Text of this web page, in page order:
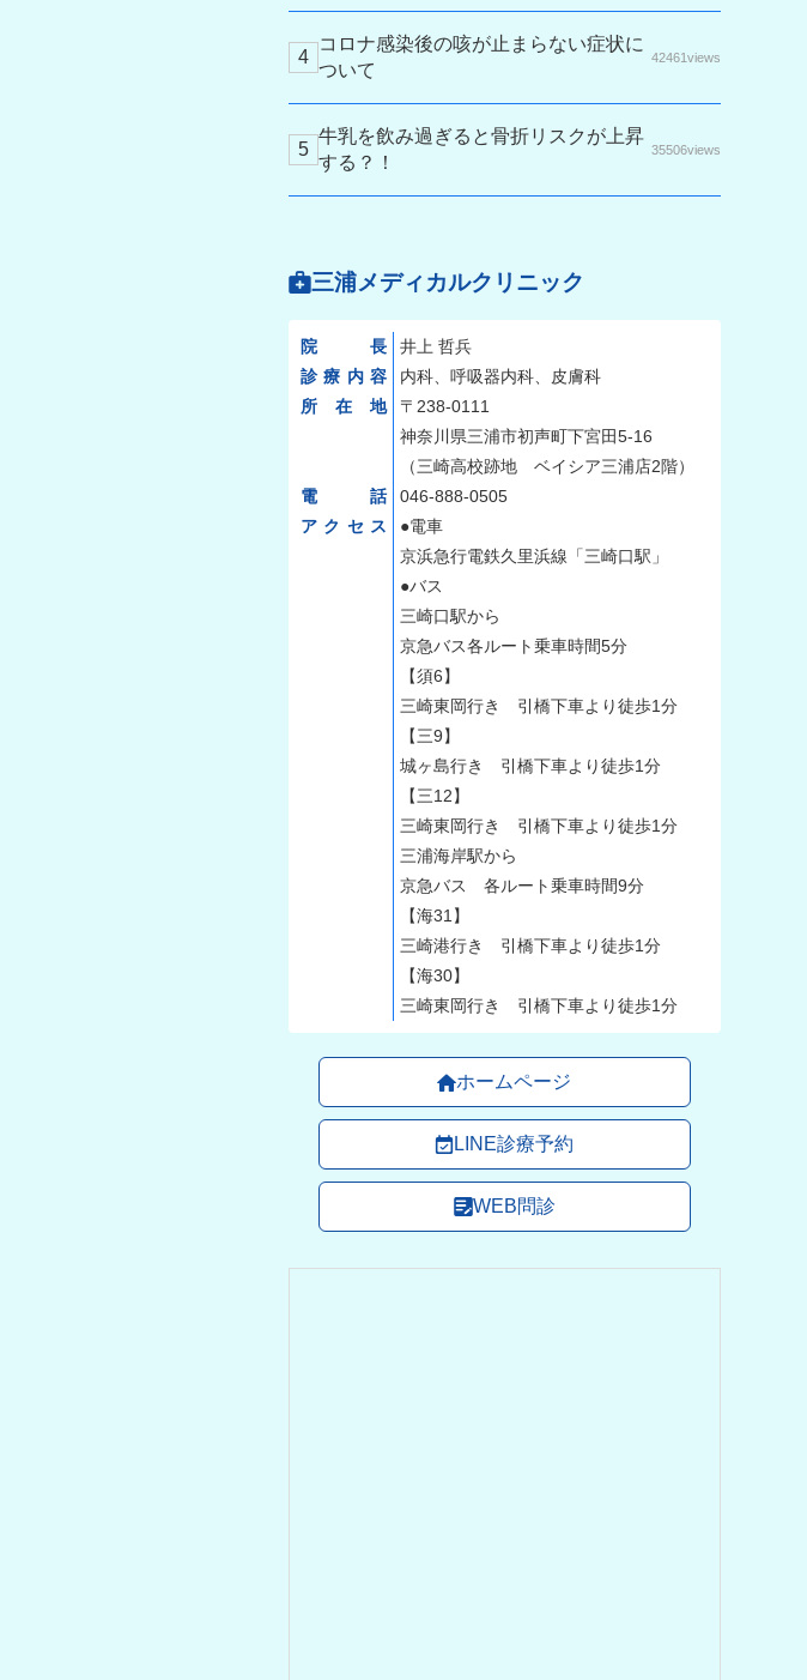
コロナ感染後の咳が止まらない症状に
ついて
42461views
牛乳を飲み過ぎると骨折リスクが上昇
する？！
35506views
三浦メディカルクリニック
院長
井上 哲兵
診療内容
内科、呼吸器内科、皮膚科
所在地
〒238-0111
神奈川県三浦市初声町下宮田5-16
（三崎高校跡地 ベイシア三浦店2階）
電話
046-888-0505
アクセス
●電車
京浜急行電鉄久里浜線「三崎口駅」
●バス
三崎口駅から
京急バス各ルート乗車時間5分
【須6】
三崎東岡行き 引橋下車より徒歩1分
【三9】
城ヶ島行き 引橋下車より徒歩1分
【三12】
三崎東岡行き 引橋下車より徒歩1分
三浦海岸駅から
京急バス 各ルート乗車時間9分
【海31】
三崎港行き 引橋下車より徒歩1分
【海30】
三崎東岡行き 引橋下車より徒歩1分
ホームページ
LINE診療予約
WEB問診